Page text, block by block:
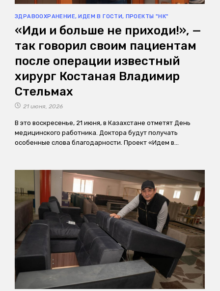
ЗДРАВООХРАНЕНИЕ, ИДЕМ В ГОСТИ, ПРОЕКТЫ "НК"
«Иди и больше не приходи!», —
так говорил своим пациентам
после операции известный
хирург Костаная Владимир
Стельмах
21 июня, 2026
В это воскресенье, 21 июня, в Казахстане отметят День
медицинского работника. Доктора будут получать
особенные слова благодарности. Проект «Идем в…